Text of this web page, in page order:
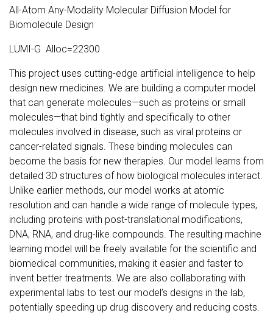
All-Atom Any-Modality Molecular Diffusion Model for
Biomolecule Design
LUMI-G Alloc=22300
This project uses cutting-edge artificial intelligence to help
design new medicines. We are building a computer model
that can generate molecules—such as proteins or small
molecules—that bind tightly and specifically to other
molecules involved in disease, such as viral proteins or
cancer-related signals. These binding molecules can
become the basis for new therapies. Our model learns from
detailed 3D structures of how biological molecules interact.
Unlike earlier methods, our model works at atomic
resolution and can handle a wide range of molecule types,
including proteins with post-translational modifications,
DNA, RNA, and drug-like compounds. The resulting machine
learning model will be freely available for the scientific and
biomedical communities, making it easier and faster to
invent better treatments. We are also collaborating with
experimental labs to test our model’s designs in the lab,
potentially speeding up drug discovery and reducing costs.